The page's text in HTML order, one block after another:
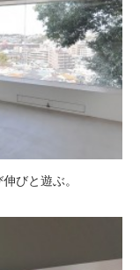
びと遊ぶ。